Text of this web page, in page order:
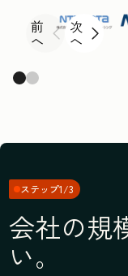
前
へ
次
へ
ステップ1/3
会社の規
い。